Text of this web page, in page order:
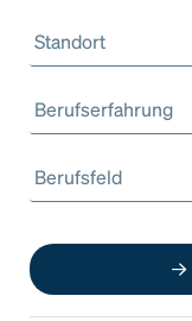
Standort
Berufserfahrung
Berufsfeld